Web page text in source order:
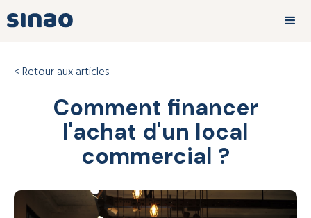
< Retour aux articles
Comment financer
l'achat d'un local
commercial ?